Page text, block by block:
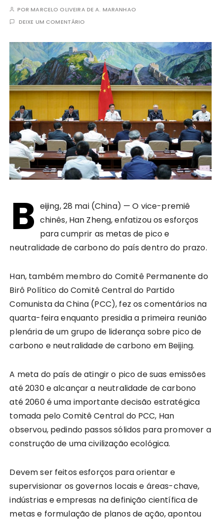
PORMARCELO OLIVEIRA DE A. MARANHAO
DEIXE UM COMENTÁRIO
B eijing, 28 mai (China) — O vice-premiê
chinês, Han Zheng, enfatizou os esforços
para cumprir as metas de pico e
neutralidade de carbono do país dentro do prazo.
Han, também membro do Comitê Permanente do
Birô Político do Comitê Central do Partido
Comunista da China (PCC), fez os comentários na
quarta-feira enquanto presidia a primeira reunião
plenária de um grupo de liderança sobre pico de
carbono e neutralidade de carbono em Beijing.
A meta do país de atingir o pico de suas emissões
até 2030 e alcançar a neutralidade de carbono
até 2060 é uma importante decisão estratégica
tomada pelo Comitê Central do PCC, Han
observou, pedindo passos sólidos para promover a
construção de uma civilização ecológica.
Devem ser feitos esforços para orientar e
supervisionar os governos locais e áreas-chave,
indústrias e empresas na definição científica de
metas e formulação de planos de ação, apontou